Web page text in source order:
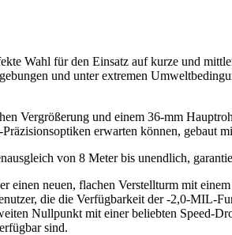
Wahl für den Einsatz auf kurze und
und unter extremen
Vergrößerung und einem 36-mm
erwarten können, gebaut
von 8 Meter bis unendlich,
einen neuen, flachen Verstellturm mit
die die Verfügbarkeit der -2,0-MIL-
Nullpunkt mit einer beliebten Speed-
sind.